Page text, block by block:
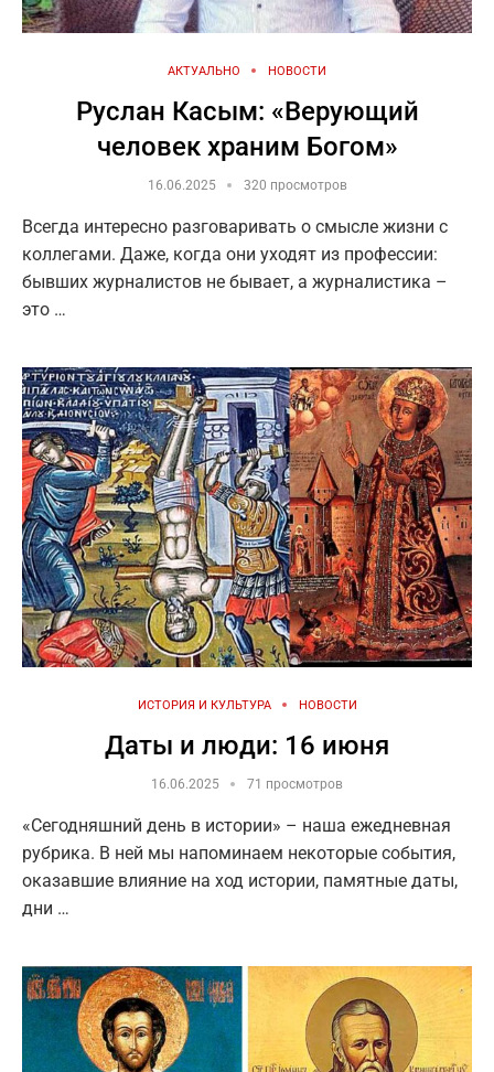
АКТУАЛЬНО НОВОСТИ
Руслан Касым: «Верующий
человек храним Богом»
16.06.2025 320 просмотров
Всегда интересно разговаривать о смысле жизни с
коллегами. Даже, когда они уходят из профессии:
бывших журналистов не бывает, а журналистика –
это …
ИСТОРИЯ И КУЛЬТУРА НОВОСТИ
Даты и люди: 16 июня
16.06.2025 71 просмотров
«Сегодняшний день в истории» – наша ежедневная
рубрика. В ней мы напоминаем некоторые события,
оказавшие влияние на ход истории, памятные даты,
дни …